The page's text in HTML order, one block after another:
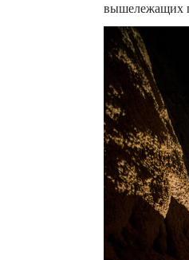
вышележащих